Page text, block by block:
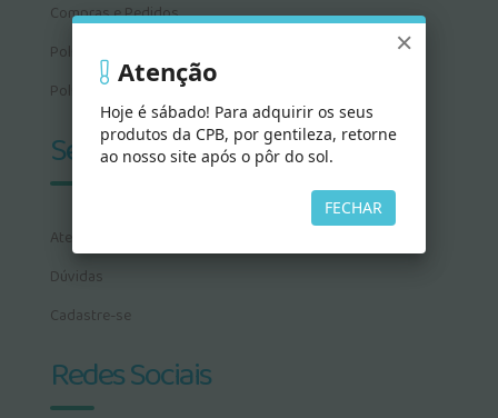
Compras e Pedidos
Política de Privacidade
Política de Cookies
Serviços
Atendimento
Dúvidas
Cadastre-se
Redes Sociais
×
Atenção
Hoje é sábado! Para adquirir os seus
produtos da CPB, por gentileza, retorne
ao nosso site após o pôr do sol.
FECHAR